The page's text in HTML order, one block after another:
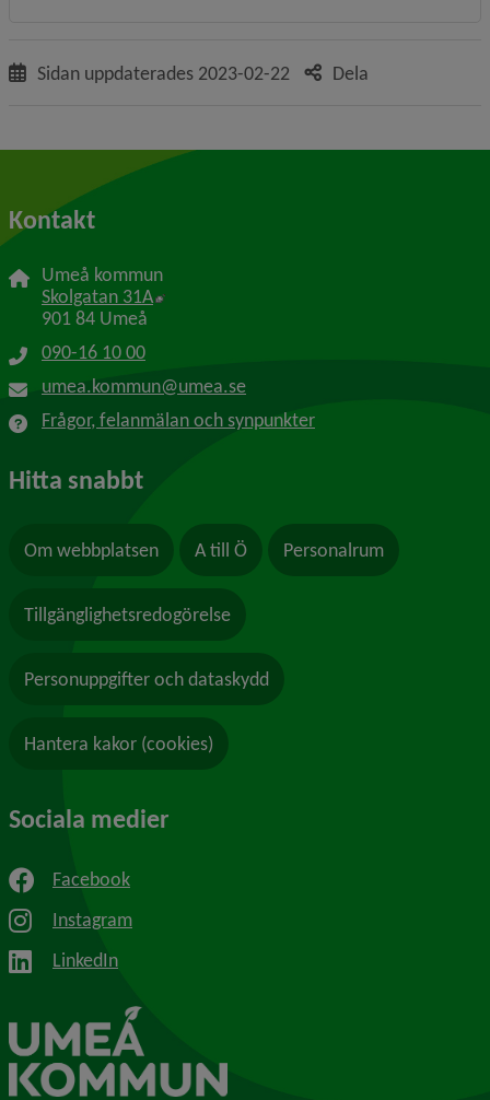
Sidan uppdaterades 2023-02-22 Dela
Kontakt
Umeå kommun
Skolgatan 31A Länk till annan webbplats, öppnas i nytt
901 84 Umeå
090-16 10 00
umea.kommun@umea.se
Frågor, felanmälan och synpunkter
Hitta snabbt
Om webbplatsen A till Ö Personalrum
Tillgänglighetsredogörelse
Personuppgifter och dataskydd
Hantera kakor (cookies)
Sociala medier
Facebook
Instagram
LinkedIn